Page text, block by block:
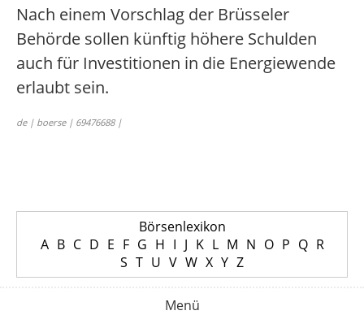
Nach einem Vorschlag der Brüsseler
Behörde sollen künftig höhere Schulden
auch für Investitionen in die Energiewende
erlaubt sein.
de | boerse | 69476688 |
Börsenlexikon
A B C D E F G H I J K L M N O P Q R
S T U V W X Y Z
Menü